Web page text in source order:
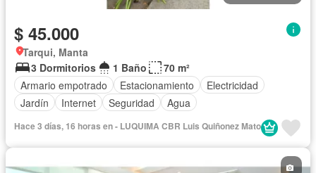
$ 45.000
Tarqui, Manta
3 Dormitorios
1 Baño
70 m²
Armario empotrado
Estacionamiento
Electricidad
Jardín
Internet Seguridad Agua
Hace 3 días, 16 horas en - LUQUIMA CBR Luis Quiñonez Mato